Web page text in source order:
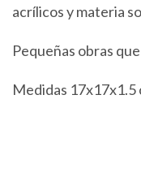
acrílicos y materia
Pequeñas obras
Medidas 17x17x1.5